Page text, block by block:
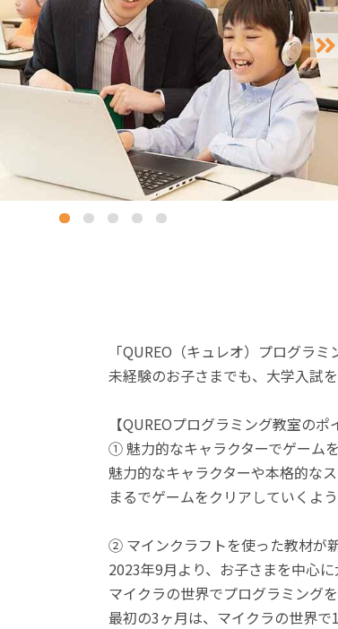
「QUREO（キュレオ）プログラ
未経験のお子さまでも、大学入試
【QUREOプログラミング教室のポ
① 魅力的なキャラクターでゲーム
魅力的なキャラクターや本格的な
まるでゲームをクリアしていくよ
② マインクラフトを使った教材が
2023年9月より、お子さまを中心
マイクラの世界でプログラミング
最初の3ヶ月は、マイクラの世界で